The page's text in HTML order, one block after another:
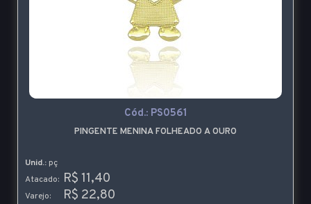
Cód.: PS0561
PINGENTE MENINA FOLHEADO A OURO
Unid.: pç
Atacado: R$ 11,40
Varejo: R$ 22,80